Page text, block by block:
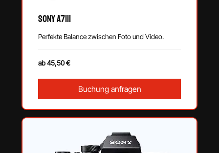
SONY a7III
Perfekte Balance zwischen Foto und Video.
ab
45,50
ab 45,50 €
Buchung anfragen